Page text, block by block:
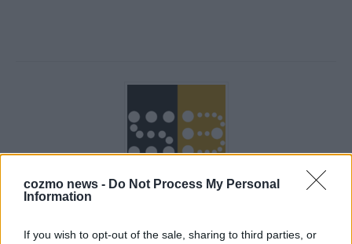
cozmo news - Do Not Process My Personal
Information
If you wish to opt-out of the sale, sharing to third parties, or
Das Stuttgarter Blatt ist eine unabhängige, digitale